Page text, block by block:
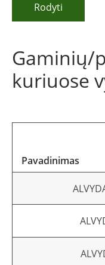
Rodyti
Gaminių/
kuriuose
Pavadinimas